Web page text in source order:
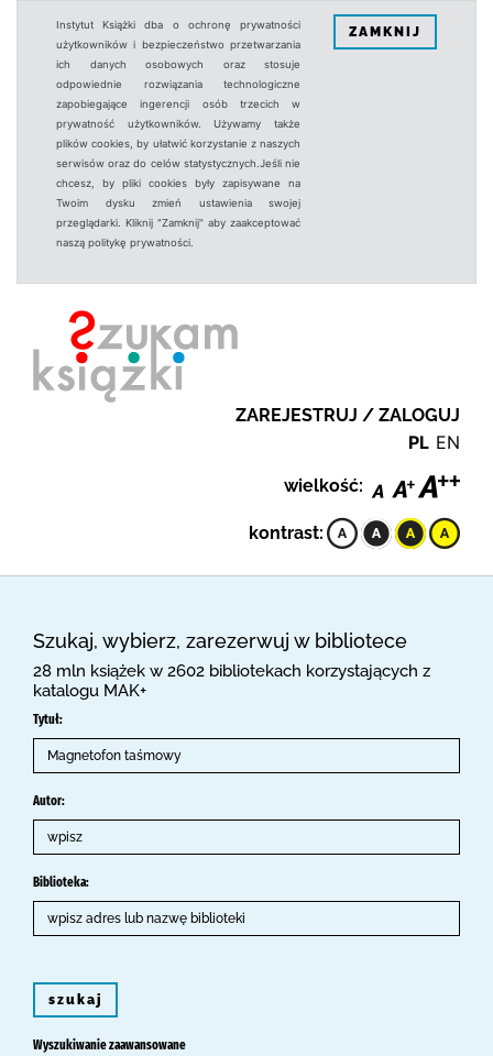
Instytut Książki dba o ochronę prywatności
użytkowników i bezpieczeństwo przetwarzania
ich danych osobowych oraz stosuje
odpowiednie rozwiązania technologiczne
zapobiegające ingerencji osób trzecich w
prywatność użytkowników. Używamy także
plików cookies, by ułatwić korzystanie z naszych
serwisów oraz do celów statystycznych.Jeśli nie
chcesz, by pliki cookies były zapisywane na
Twoim dysku zmień ustawienia swojej
przeglądarki. Kliknij "Zamknij" aby zaakceptować
naszą politykę prywatności.
ZAMKNIJ
ZAREJESTRUJ / ZALOGUJ
PL EN
wielkość:
kontrast:
Szukaj, wybierz, zarezerwuj w bibliotece
28 mln książek w 2602 bibliotekach korzystających z
katalogu MAK+
Tytuł:
Autor:
Biblioteka:
szukaj
Wyszukiwanie zaawansowane